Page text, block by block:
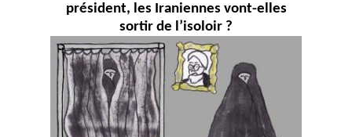
président, les Iraniennes vont-elles
sortir de l’isoloir ?